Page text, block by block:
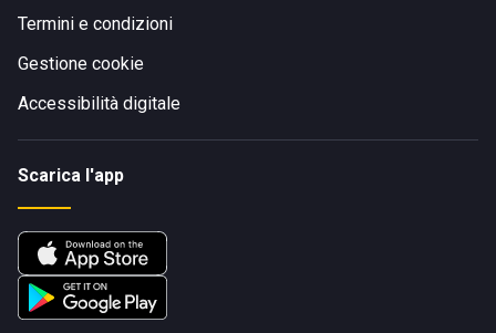
Termini e condizioni
Gestione cookie
Accessibilità digitale
Scarica l'app